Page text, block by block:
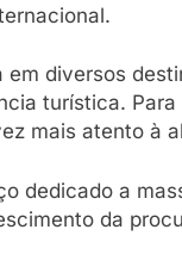
diversos
turística.
mais atento à
dedicado a
da